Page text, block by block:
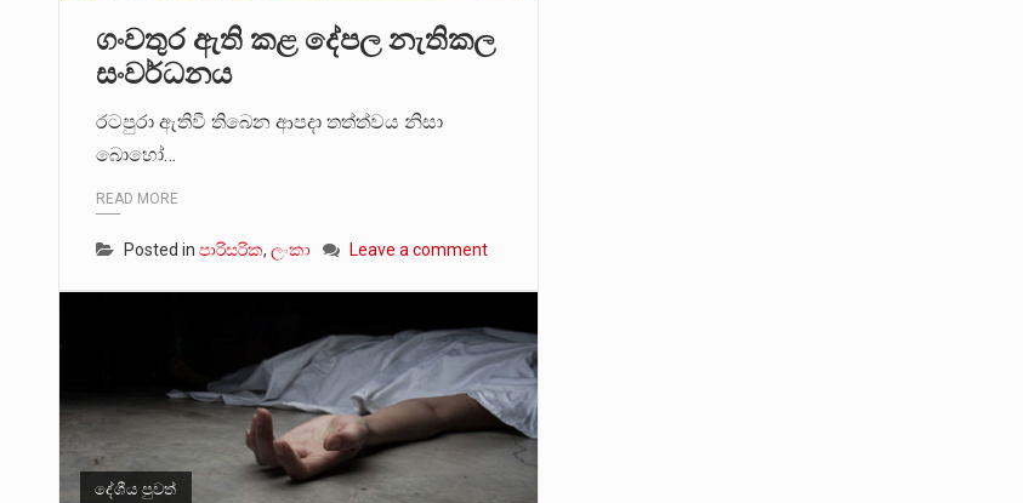
ගංවතුර ඇති කළ දේපල නැතිකල
සංවර්ධනය
රටපුරා ඇතිවී තිබෙන ආපදා තත්ත්වය නිසා
බොහෝ…
READ MORE
Posted in පාරිසරික, ලංකා Leave a comment
දේශීය පුවත්